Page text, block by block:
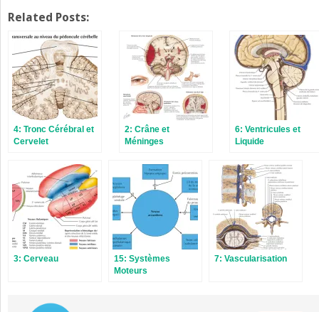
Related Posts:
4: Tronc Cérébral et
Cervelet
2: Crâne et
Méninges
6: Ventricules et
Liquide
3: Cerveau
15: Systèmes
Moteurs
7: Vascularisation